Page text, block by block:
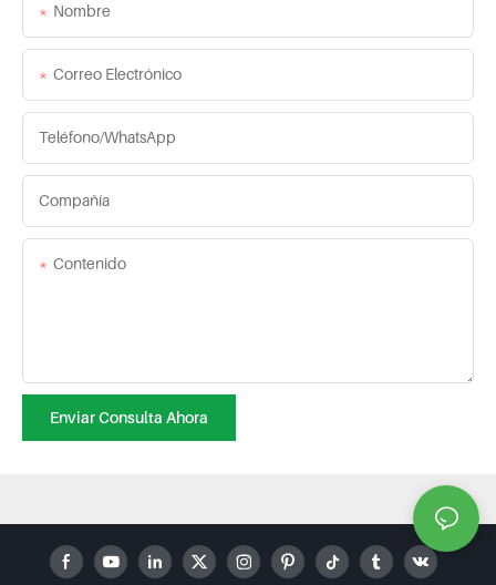
Nombre
Correo Electrónico
Teléfono/WhatsApp
Compañía
Contenido
Enviar Consulta Ahora